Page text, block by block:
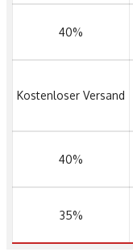
40%
Kostenloser Versand
40%
35%